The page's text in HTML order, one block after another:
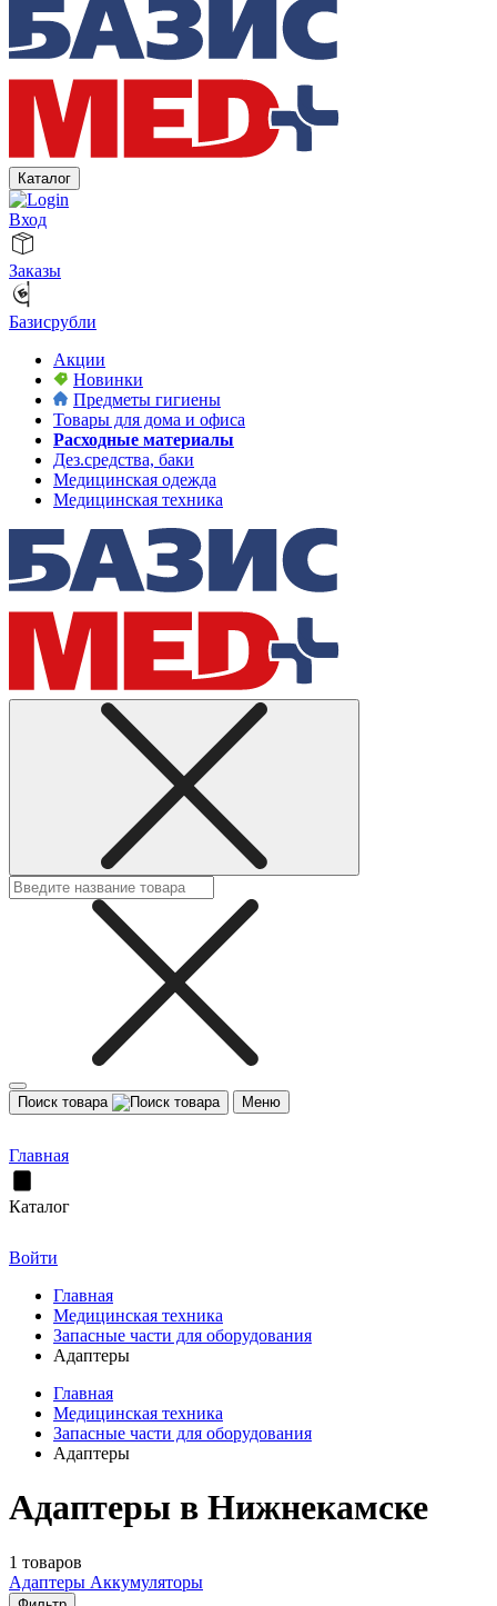
Каталог
Вход
Заказы
Базисрубли
Акции
Новинки
Предметы гигиены
Товары для дома и офиса
Расходные материалы
Дез.средства, баки
Медицинская одежда
Медицинская техника
Поиск товара Меню
Главная
Каталог
Войти
Главная
Медицинская техника
Запасные части для оборудования
Адаптеры
Главная
Медицинская техника
Запасные части для оборудования
Адаптеры
Адаптеры в Нижнекамске
1 товаров
Адаптеры Аккумуляторы